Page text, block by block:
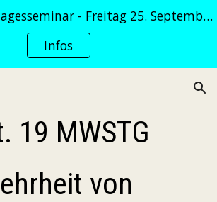
Skip to navigation
mwstnetzwerk Tagesseminar - Freitag 25. September 2026
Infos
19 MWSTG
von